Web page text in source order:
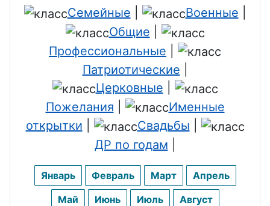
Семейные Военные
Общие
Профессиональные
Патриотические
Церковные
Пожелания
Именные
открытки
Свадьбы
ДР по годам
Январь Февраль Март
Апрель
Май
Июнь Июль
Август